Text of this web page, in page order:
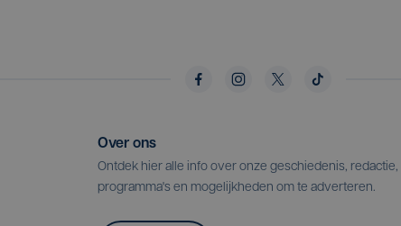
Over ons
Ontdek hier alle info over onze geschiedenis, redactie,
programma's en mogelijkheden om te adverteren.